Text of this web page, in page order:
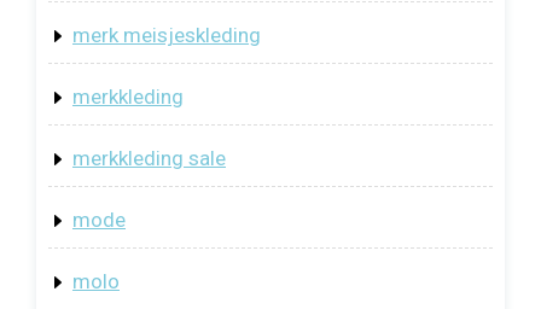
merk meisjeskleding
merkkleding
merkkleding sale
mode
molo